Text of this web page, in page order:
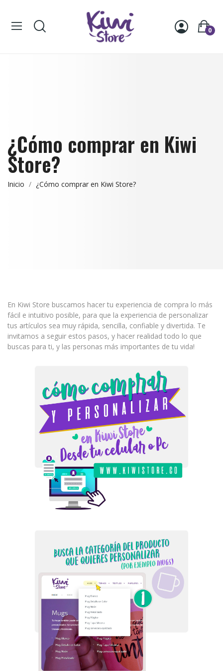
0
¿Cómo comprar en Kiwi
Store?
Inicio ¿Cómo comprar en Kiwi Store?
En Kiwi Store buscamos hacer tu experiencia de compra lo más
fácil e intuitivo posible, para que la experiencia de personalizar
tus artículos sea muy rápida, sencilla, confiable y divertida. Te
invitamos a seguir estos pasos, y hacer realidad todo lo que
buscas para ti, y las personas más importantes de tu vida!